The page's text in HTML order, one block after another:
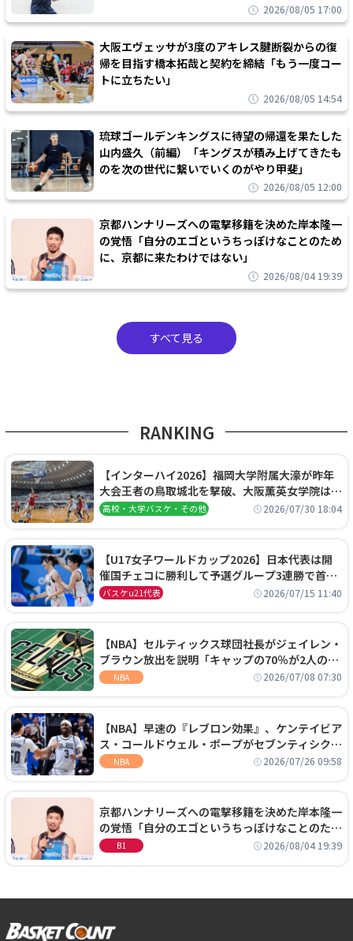
2026/08/05 17:00
大阪エヴェッサが3度のアキレス腱断裂からの復
帰を目指す橋本拓哉と契約を締結「もう一度コー
トに立ちたい」
2026/08/05 14:54
琉球ゴールデンキングスに待望の帰還を果たした
山内盛久（前編）「キングスが積み上げてきたも
のを次の世代に繋いでいくのがやり甲斐」
2026/08/05 12:00
京都ハンナリーズへの電撃移籍を決めた岸本隆一
の覚悟「自分のエゴというちっぽけなことのため
に、京都に来たわけではない」
2026/08/04 19:39
すべて見る
RANKING
【インターハイ2026】福岡大学附属大濠が昨年
大会王者の鳥取城北を撃破、大阪薫英女学院は岐
阜女子に完勝、大会3日目試合結果
高校・大学バスケ・その他 2026/07/30 18:04
【U17女子ワールドカップ2026】日本代表は開
催国チェコに勝利して予選グループ3連勝で首位
通過！準々決勝の相手はエジプトに決定
バスケu21代表 2026/07/15 11:40
【NBA】セルティックス球団社長がジェイレン・
ブラウン放出を説明「キャップの70％が2人の選
手に集中するチームでは勝てない」
NBA 2026/07/08 07:30
【NBA】早速の『レブロン効果』、ケンテイビア
ス・コールドウェル・ポープがセブンティシクサ
ーズに1年契約で加入
NBA 2026/07/26 09:58
京都ハンナリーズへの電撃移籍を決めた岸本隆一
の覚悟「自分のエゴというちっぽけなことのため
に、京都に来たわけではない」
B1 2026/08/04 19:39